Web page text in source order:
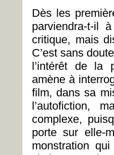
Dès les
parviendra-t-il
critique, mais
C’est sans
l’intérêt de la
amène à
film, dans sa
l’autofiction,
complexe,
porte sur elle-
monstration